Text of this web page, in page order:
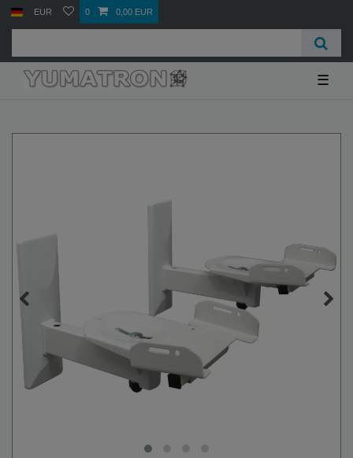
EUR 0 0,00 EUR
☰